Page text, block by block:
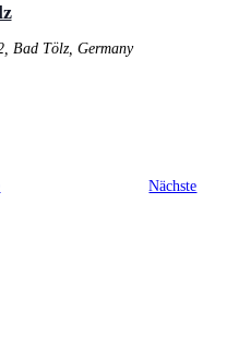
Bad Tölz, Germany
Nächste